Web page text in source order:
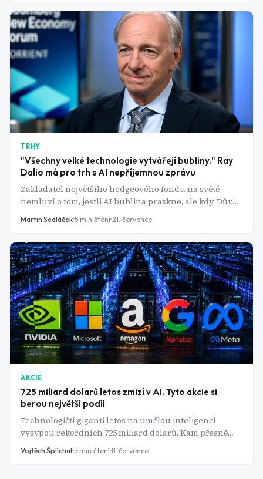
TRHY
"Všechny velké technologie vytvářejí bubliny." Ray
Dalio má pro trh s AI nepříjemnou zprávu
Zakladatel největšího hedgeového fondu na světě
nemluví o tom, jestli AI bublina praskne, ale kdy. Důvod
přitom nemá nic společného s kvalitou technologie.
Martin Sedláček 5 min čtení 21. července
AKCIE
725 miliard dolarů letos zmizí v AI. Tyto akcie si
berou největší podíl
Technologičtí giganti letos na umělou inteligenci
vysypou rekordních 725 miliard dolarů. Kam přesně
peníze putují a kdo díky nim reálně bohatne?
Vojtěch Šplíchal 5 min čtení 8. července